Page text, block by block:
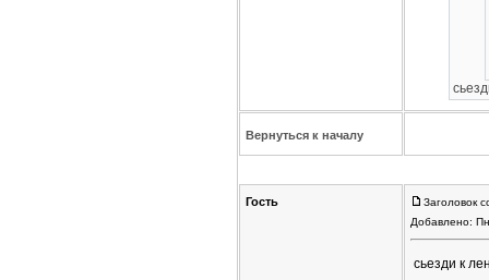
Вернуться к началу
Гость
Заголовок
Добавлено:
сьезди к